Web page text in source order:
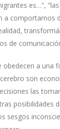
es…”,
de
a
son
las
posibilidades